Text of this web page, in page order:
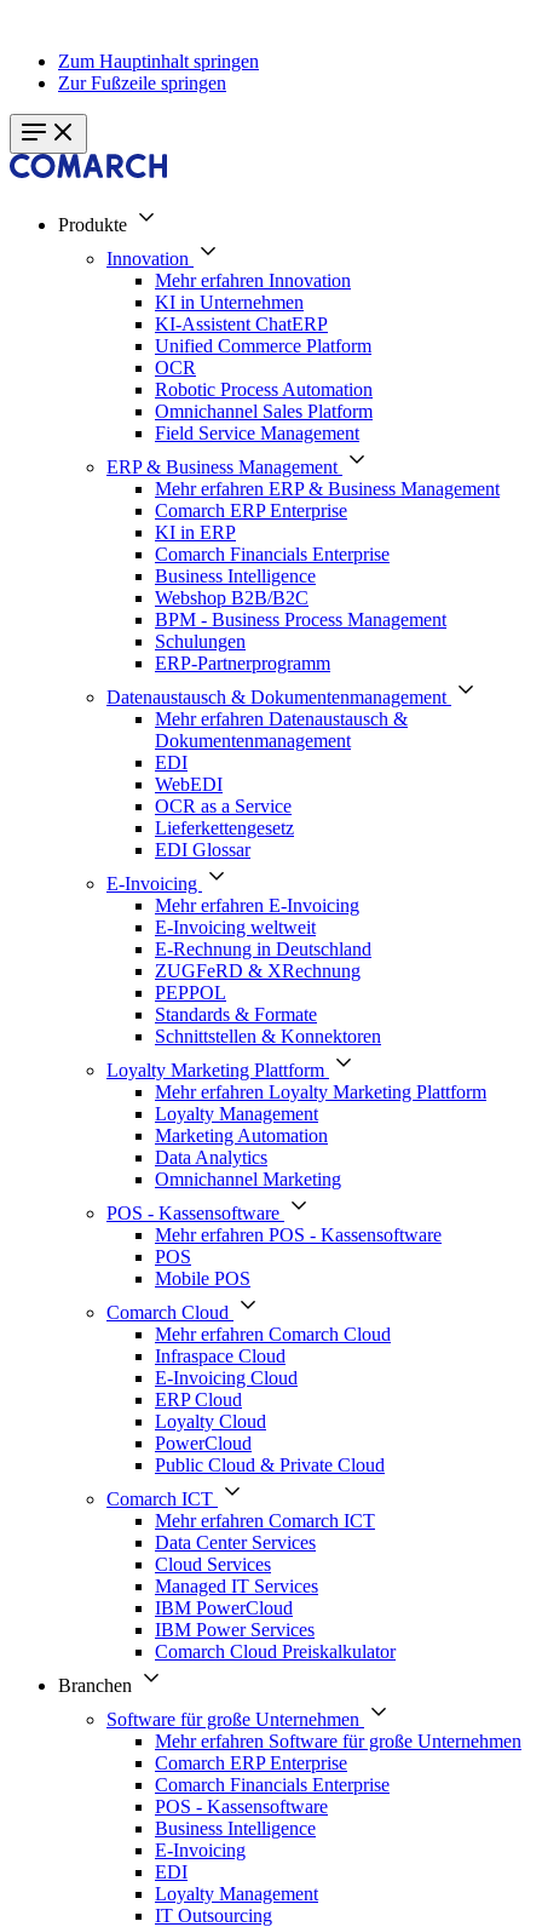
Zum Hauptinhalt springen
Zur Fußzeile springen
Produkte
Innovation
Mehr erfahren Innovation
KI in Unternehmen
KI-Assistent ChatERP
Unified Commerce Platform
OCR
Robotic Process Automation
Omnichannel Sales Platform
Field Service Management
ERP & Business Management
Mehr erfahren ERP & Business Management
Comarch ERP Enterprise
KI in ERP
Comarch Financials Enterprise
Business Intelligence
Webshop B2B/B2C
BPM - Business Process Management
Schulungen
ERP-Partnerprogramm
Datenaustausch & Dokumentenmanagement
Mehr erfahren Datenaustausch &
Dokumentenmanagement
EDI
WebEDI
OCR as a Service
Lieferkettengesetz
EDI Glossar
E-Invoicing
Mehr erfahren E-Invoicing
E-Invoicing weltweit
E-Rechnung in Deutschland
ZUGFeRD & XRechnung
PEPPOL
Standards & Formate
Schnittstellen & Konnektoren
Loyalty Marketing Plattform
Mehr erfahren Loyalty Marketing Plattform
Loyalty Management
Marketing Automation
Data Analytics
Omnichannel Marketing
POS - Kassensoftware
Mehr erfahren POS - Kassensoftware
POS
Mobile POS
Comarch Cloud
Mehr erfahren Comarch Cloud
Infraspace Cloud
E-Invoicing Cloud
ERP Cloud
Loyalty Cloud
PowerCloud
Public Cloud & Private Cloud
Comarch ICT
Mehr erfahren Comarch ICT
Data Center Services
Cloud Services
Managed IT Services
IBM PowerCloud
IBM Power Services
Comarch Cloud Preiskalkulator
Branchen
Software für große Unternehmen
Mehr erfahren Software für große Unternehmen
Comarch ERP Enterprise
Comarch Financials Enterprise
POS - Kassensoftware
Business Intelligence
E-Invoicing
EDI
Loyalty Management
IT Outsourcing